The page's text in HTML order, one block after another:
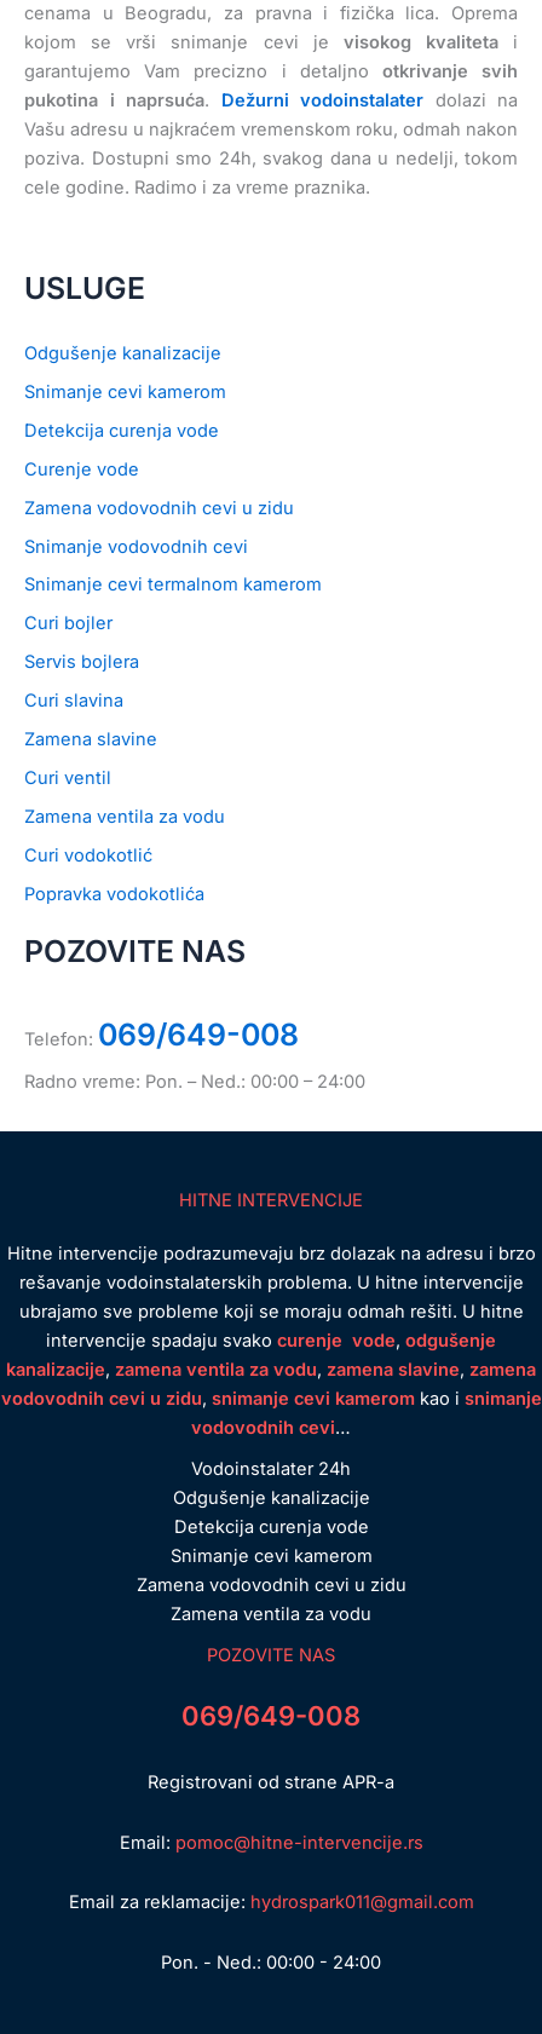
cenama u Beogradu, za pravna i fizička lica. Oprema
kojom se vrši snimanje cevi je visokog kvalitetai
garantujemo Vam precizno i detaljno otkrivanje svih
pukotina i naprsuća. Dežurni vodoinstalater dolazi na
Vašu adresu u najkraćem vremenskom roku, odmah nakon
poziva. Dostupni smo 24h, svakog dana u nedelji, tokom
cele godine. Radimo i za vreme praznika.
USLUGE
Odgušenje kanalizacije
Snimanje cevi kamerom
Detekcija curenja vode
Curenje vode
Zamena vodovodnih cevi u zidu
Snimanje vodovodnih cevi
Snimanje cevi termalnom kamerom
Curi bojler
Servis bojlera
Curi slavina
Zamena slavine
Curi ventil
Zamena ventila za vodu
Curi vodokotlić
Popravka vodokotlića
POZOVITE NAS
Telefon: 069/649-008
Radno vreme: Pon. – Ned.: 00:00 – 24:00
HITNE INTERVENCIJE
Hitne intervencije podrazumevaju brz dolazak na adresu i brzo
rešavanje vodoinstalaterskih problema. U hitne intervencije
ubrajamo sve probleme koji se moraju odmah rešiti. U hitne
intervencije spadaju svako curenje vode, odgušenje
kanalizacije, zamena ventila za vodu, zamena slavine, zamena
vodovodnih cevi u zidu, snimanje cevi kameromkao i snimanje
vodovodnih cevi…
Vodoinstalater 24h
Odgušenje kanalizacije
Detekcija curenja vode
Snimanje cevi kamerom
Zamena vodovodnih cevi u zidu
Zamena ventila za vodu
POZOVITE NAS
069/649-008
Registrovani od strane APR-a
Email: pomoc@hitne-intervencije.rs
Email za reklamacije: hydrospark011@gmail.com
Pon. - Ned.: 00:00 - 24:00